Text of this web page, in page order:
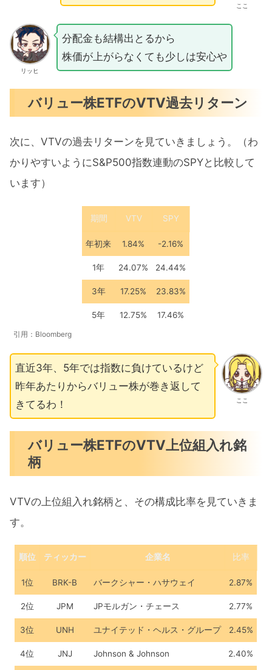
ここ
リッヒ
分配金も結構出とるから
株価が上がらなくても少しは安心や
バリュー株ETFのVTV過去リターン
次に、VTVの過去リターンを見ていきましょう。（わ
かりやすいようにS&P500指数連動のSPYと比較して
います）
期間 VTV SPY
年初来 1.84% -2.16%
1年 24.07% 24.44%
3年 17.25% 23.83%
5年 12.75% 17.46%
引用：Bloomberg
ここ
直近3年、5年では指数に負けているけど
昨年あたりからバリュー株が巻き返して
きてるわ！
バリュー株ETFのVTV上位組入れ銘
柄
VTVの上位組入れ銘柄と、その構成比率を見ていきま
す。
順位 ティッカー 企業名 比率
1位 BRK-B バークシャー・ハサウェイ 2.87%
2位 JPM JPモルガン・チェース 2.77%
3位 UNH ユナイテッド・ヘルス・グループ 2.45%
4位 JNJ Johnson & Johnson 2.40%